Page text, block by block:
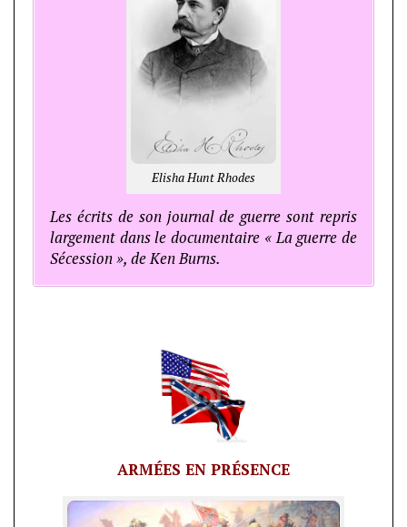
Elisha Hunt Rhodes
Les écrits de son journal de guerre sont repris
largement dans le documentaire « La guerre de
Sécession », de Ken Burns.
ARMÉES EN PRÉSENCE